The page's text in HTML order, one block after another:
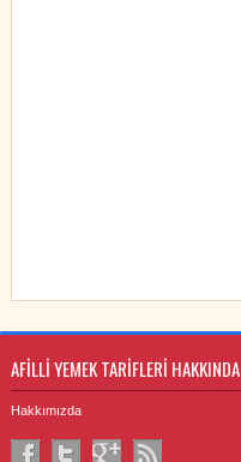
AFİLLİ YEMEK TARİFLERİ HAKKINDA
Hakkımızda